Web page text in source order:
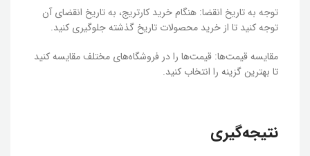
توجه به تاریخ انقضا: هنگام خرید کارتریج، به تاریخ انقضای آن
توجه کنید تا از خرید محصولات تاریخ گذشته جلوگیری کنید.
مقایسه قیمت‌ها: قیمت‌ها را در فروشگاه‌های مختلف مقایسه کنید
تا بهترین گزینه را انتخاب کنید.
نتیجه‌گیری